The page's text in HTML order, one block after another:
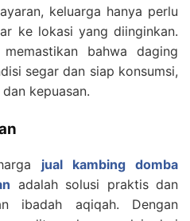
keluarga hanya perlu
ke lokasi yang diinginkan.
bahwa daging
segar dan siap konsumsi,
kepuasan.
jual kambing domba
adalah solusi praktis dan
ibadah aqiqah. Dengan